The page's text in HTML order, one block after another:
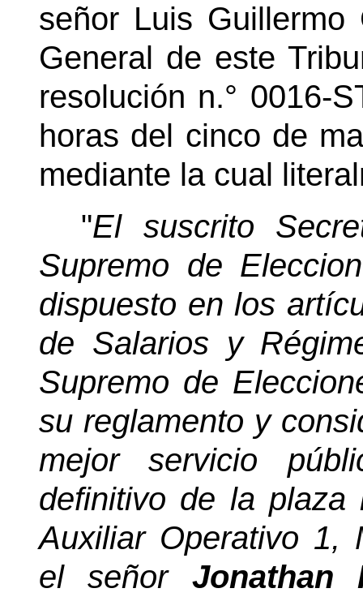
señor Luis
General de este
resolución n.° 0016-
horas del cinco de
mediante la cual
"El suscrito
Supremo de
dispuesto en los
de Salarios y
Supremo de
su reglamento y
mejor servicio
definitivo de la plaza
Auxiliar Operativo 1,
el señor Jonathan